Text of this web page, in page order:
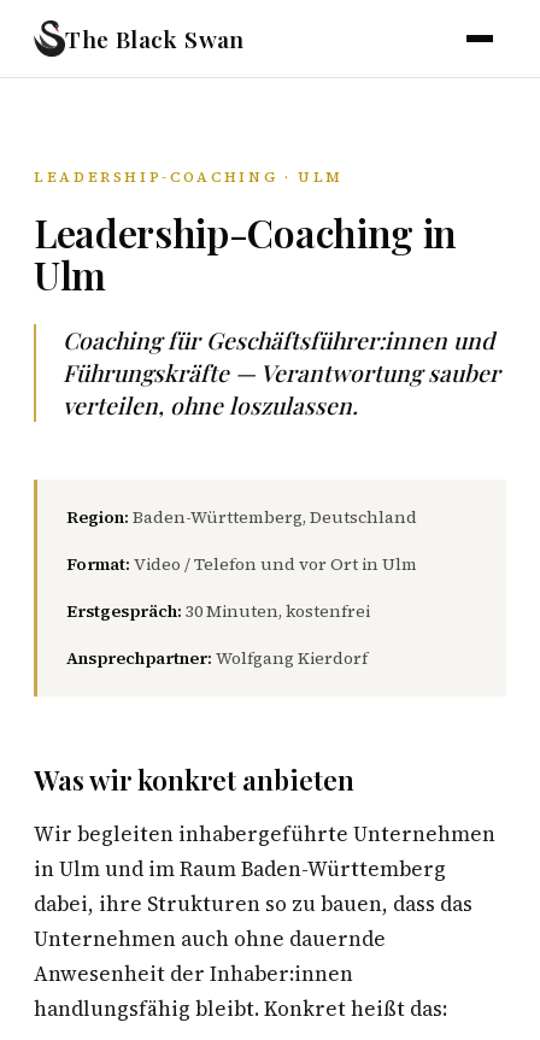
The Black Swan
LEADERSHIP-COACHING · ULM
Leadership-Coaching in
Ulm
Coaching für Geschäftsführer:innen und
Führungskräfte — Verantwortung sauber
verteilen, ohne loszulassen.
Region: Baden-Württemberg, Deutschland
Format: Video / Telefon und vor Ort in Ulm
Erstgespräch: 30 Minuten, kostenfrei
Ansprechpartner: Wolfgang Kierdorf
Was wir konkret anbieten
Wir begleiten inhabergeführte Unternehmen
in Ulm und im Raum Baden-Württemberg
dabei, ihre Strukturen so zu bauen, dass das
Unternehmen auch ohne dauernde
Anwesenheit der Inhaber:innen
handlungsfähig bleibt. Konkret heißt das: